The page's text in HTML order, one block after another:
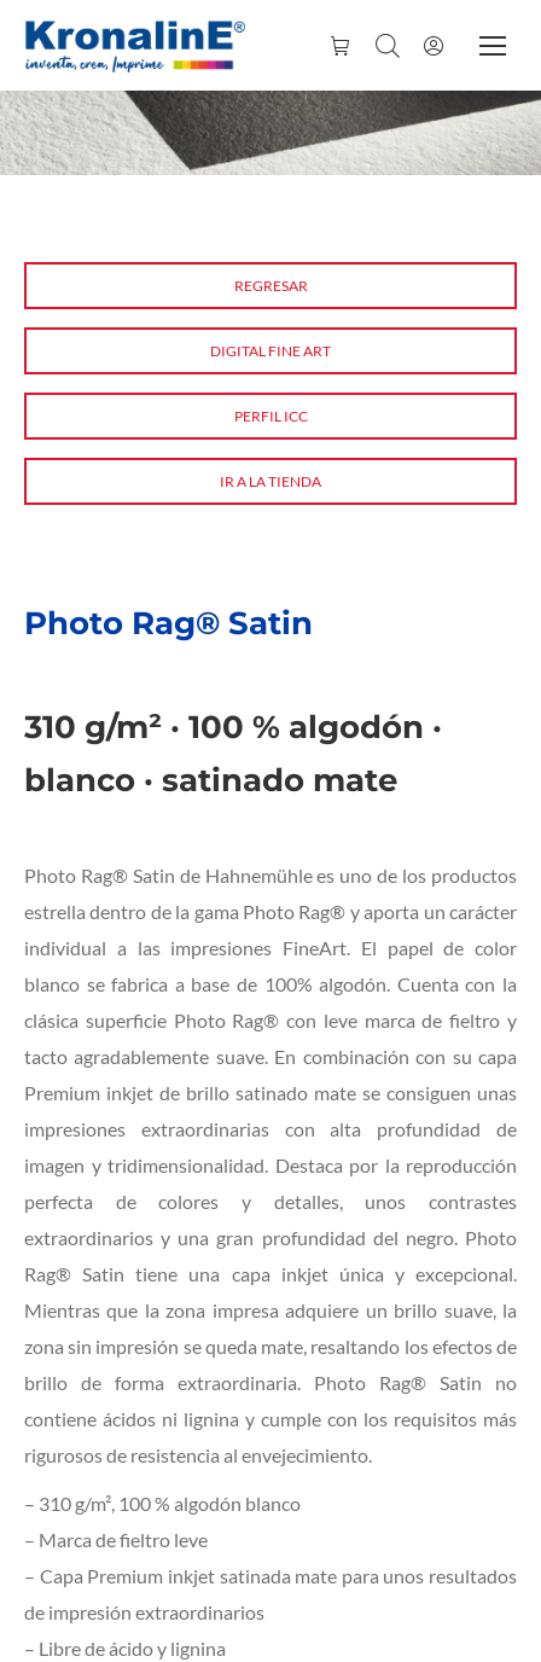
REGRESAR
DIGITAL FINE ART
PERFIL ICC
IR A LA TIENDA
Photo Rag® Satin
310 g/m² · 100 % algodón ·
blanco · satinado mate
Photo Rag® Satin de Hahnemühle es uno de los productos
estrella dentro de la gama Photo Rag® y aporta un carácter
individual a las impresiones FineArt. El papel de color
blanco se fabrica a base de 100% algodón. Cuenta con la
clásica superficie Photo Rag® con leve marca de fieltro y
tacto agradablemente suave. En combinación con su capa
Premium inkjet de brillo satinado mate se consiguen unas
impresiones extraordinarias con alta profundidad de
imagen y tridimensionalidad. Destaca por la reproducción
perfecta de colores y detalles, unos contrastes
extraordinarios y una gran profundidad del negro. Photo
Rag® Satin tiene una capa inkjet única y excepcional.
Mientras que la zona impresa adquiere un brillo suave, la
zona sin impresión se queda mate, resaltando los efectos de
brillo de forma extraordinaria. Photo Rag® Satin no
contiene ácidos ni lignina y cumple con los requisitos más
rigurosos de resistencia al envejecimiento.
– 310 g/m², 100 % algodón blanco
– Marca de fieltro leve
– Capa Premium inkjet satinada mate para unos resultados
de impresión extraordinarios
– Libre de ácido y lignina